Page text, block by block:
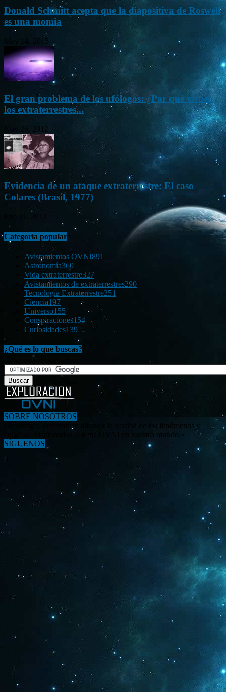
Donald Schmitt acepta que la diapositiva de Roswell
es una momia
May 14, 2015
El gran problema de los ufólogos: ¿Por qué vienen
los extraterrestres...
Nov 26, 2012
Evidencia de un ataque extraterrestre: El caso
Colares (Brasil, 1977)
Ene 21, 2012
Categoría popular
Avistamientos OVNI891
Astronomía360
Vida extraterrestre327
Avistamientos de extraterrestres290
Tecnología Extraterrestre251
Ciencia197
Universo155
Conspiraciones154
Curiosidades139
¿Qué es lo que buscas?
SOBRE NOSOTROS
«Investigar, descubrir y difundir la verdad de los fenómenos y
enigmas relacionados al tema OVNI en nuestro mundo.»
SÍGUENOS